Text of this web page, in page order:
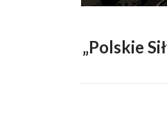
„Polskie